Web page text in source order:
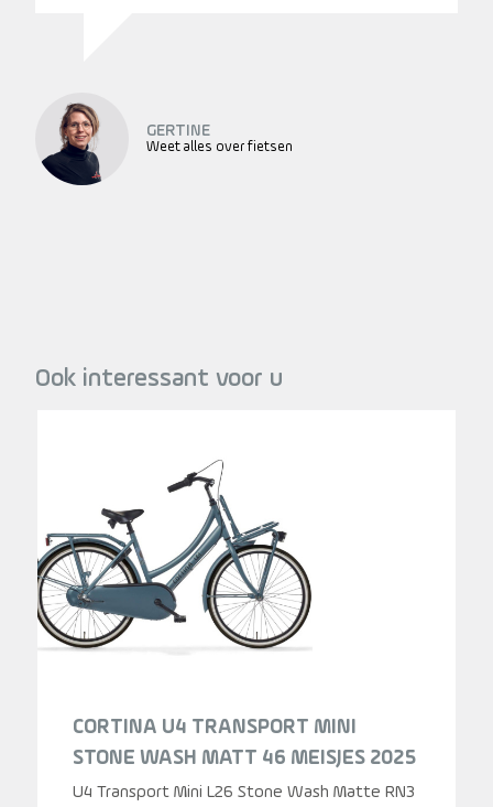
GERTINE
Weet alles over fietsen
Ook interessant voor u
CORTINA U4 TRANSPORT MINI
STONE WASH MATT 46 MEISJES 2025
U4 Transport Mini L26 Stone Wash Matte RN3